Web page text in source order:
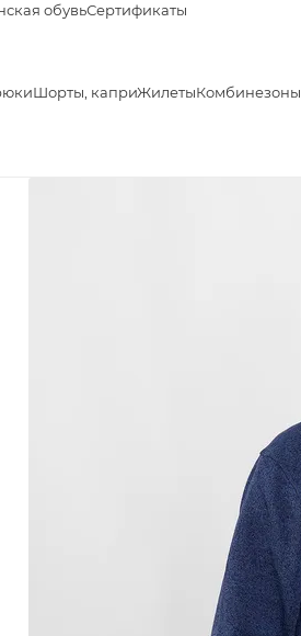
обувьСертификаты
Шорты, каприЖилетыКомбинезоны